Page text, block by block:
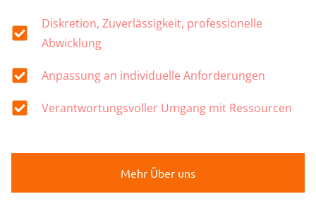
Diskretion, Zuverlässigkeit, professionelle
Abwicklung
Anpassung an individuelle Anforderungen
Verantwortungsvoller Umgang mit Ressourcen
Mehr Über uns